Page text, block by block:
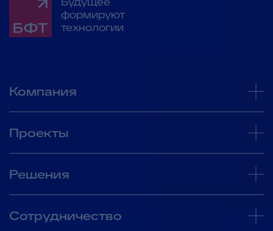
формируют
технологии
Компания
Проекты
Решения
Сотрудничество